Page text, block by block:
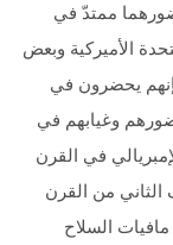
ممتدّ في
الأميركية وبعض
فإنهم يحضرون في
وغيابهم في
في القرن
من القرن
السلاح